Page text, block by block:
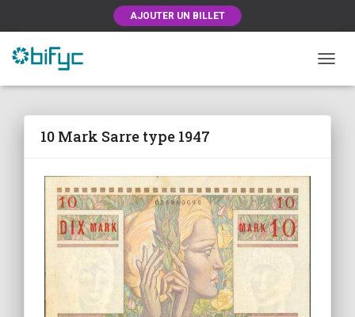
AJOUTER UN BILLET
10 Mark Sarre type 1947